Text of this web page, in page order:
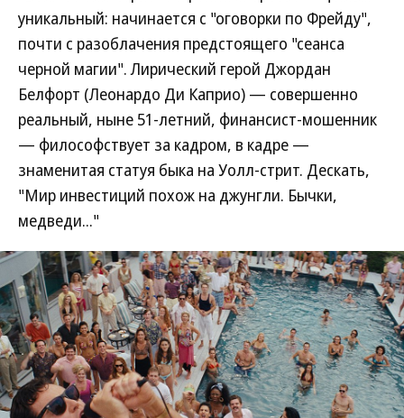
уникальный: начинается с "оговорки по Фрейду",
почти с разоблачения предстоящего "сеанса
черной магии". Лирический герой Джордан
Белфорт (Леонардо Ди Каприо) — совершенно
реальный, ныне 51-летний, финансист-мошенник
— философствует за кадром, в кадре —
знаменитая статуя быка на Уолл-стрит. Дескать,
"Мир инвестиций похож на джунгли. Бычки,
медведи..."